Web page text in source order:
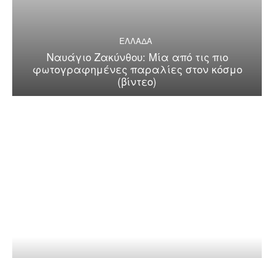
ΕΛΛΑΔΑ
Ναυάγιο Ζακύνθου: Μία από τις πιο
φωτογραφημένες παραλίες στον κόσμο
(βίντεο)